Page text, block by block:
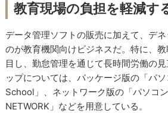
教育現場の負担を軽減す
データ管理ソフトの販売に加えて、デ
のが教育機関向けビジネスだ。特に、
目し、勤怠管理を通じて長時間労働の
ップについては、パッケージ版の「パ
School」、ネットワーク版の「パソコ
NETWORK」などを用意している。